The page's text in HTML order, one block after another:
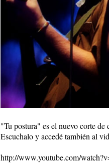
"Tu postura" es el nuevo corte
Escuchalo y accedé también al
http://www.youtube.com/